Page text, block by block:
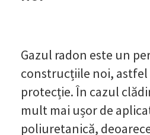
Gazul radon este un
construcțiile noi, astfel
protecție. În cazul
mult mai ușor de
poliuretanică,